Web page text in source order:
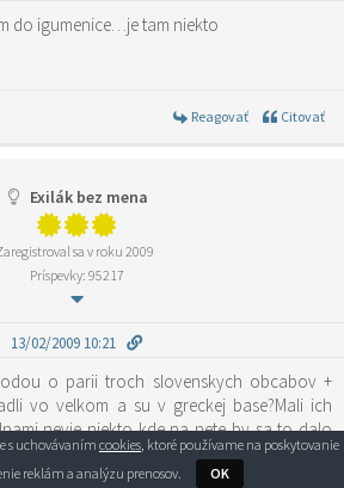
do igumenice…je tam niekto
Reagovať Citovať
Exilák bez mena
sa v roku 2009
Príspevky: 95217
13/02/2009 10:21
o parii troch slovenskych obcabov +
vo velkom a su v greckej base?Mali ich
niekto kde na nete by sa to dalo
s uchovávaním cookies, ktoré používame na poskytovanie
reklám a analýzu prenosov.
OK